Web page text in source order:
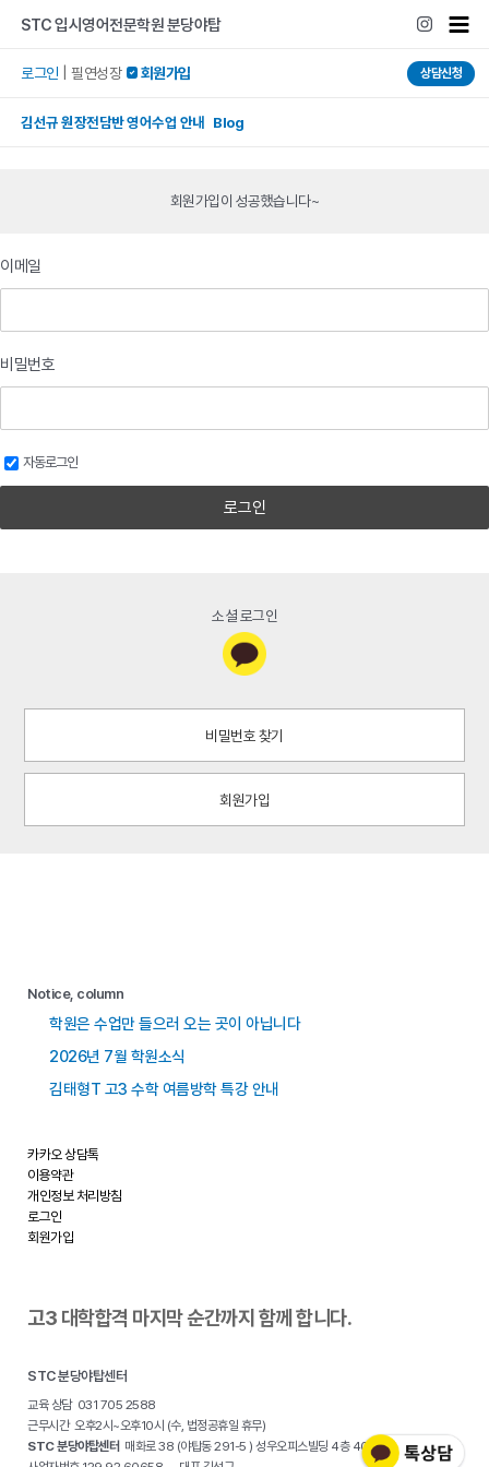
건너뛰기STC 입시영어전문학원 분당야탑
로그인 필연성장  회원가입 상담신청
김선규 원장전담반 영어수업 안내 Blog
회원가입이 성공했습니다~
이메일
비밀번호
자동로그인
로그인
소셜 로그인
비밀번호 찾기
회원가입
Notice, column
학원은 수업만 들으러 오는 곳이 아닙니다
2026년 7월 학원소식
김태형T 고3 수학 여름방학 특강 안내
카카오 상담톡
이용약관
개인정보 처리방침
로그인
회원가입
고3 대학합격 마지막 순간까지 함께 합니다.
STC 분당야탑센터
교육 상담 031 705 2588
근무시간 오후2시~오후10시 (수, 법정공휴일 휴무)
STC 분당야탑센터 매화로 38 (야탑동 291-5 ) 성우오피스빌딩 4층 401호